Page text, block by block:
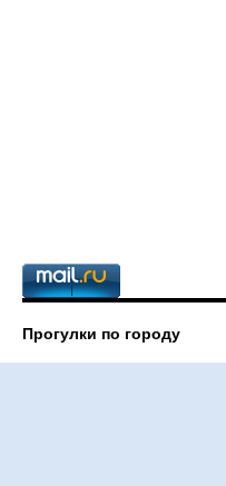
Прогулки по городу